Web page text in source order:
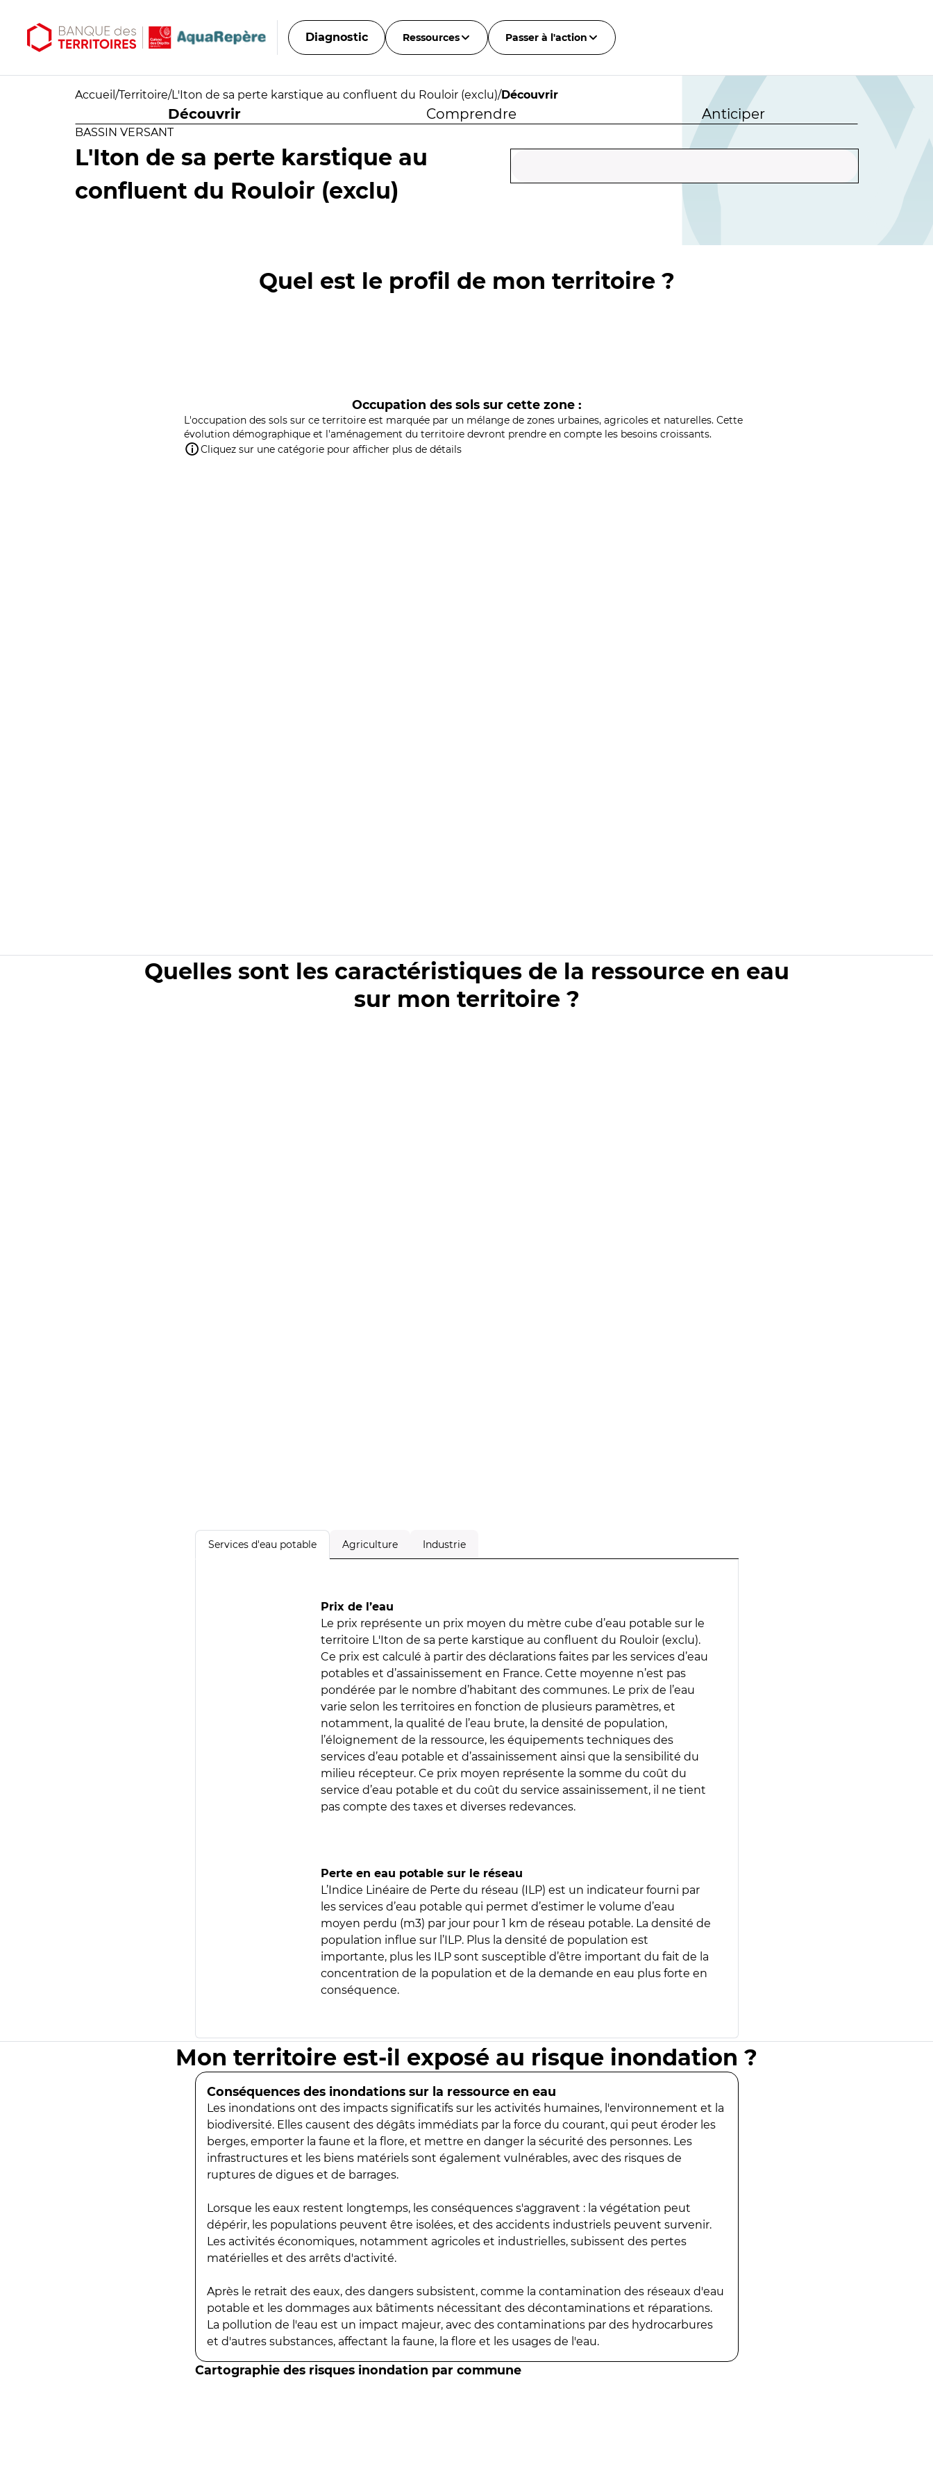
Diagnostic Ressources Passer à l'action
Accueil /Territoire/L'Iton de sa perte karstique au confluent du Rouloir (exclu)/Découvrir
Découvrir Comprendre Anticiper
BASSIN VERSANT
L'Iton de sa perte karstique au
confluent du Rouloir (exclu)
Quel est le profil de mon territoire ?
Occupation des sols sur cette zone :
L'occupation des sols sur ce territoire est marquée par un mélange de zones urbaines, agricoles et naturelles. Cette
évolution démographique et l'aménagement du territoire devront prendre en compte les besoins croissants.
Cliquez sur une catégorie pour afficher plus de détails
Quelles sont les caractéristiques de la ressource en eau
sur mon territoire ?
Services d'eau potable Agriculture Industrie
Prix de l’eau
Le prix représente un prix moyen du mètre cube d’eau potable sur le
territoire L'Iton de sa perte karstique au confluent du Rouloir (exclu).
Ce prix est calculé à partir des déclarations faites par les services d’eau
potables et d’assainissement en France. Cette moyenne n’est pas
pondérée par le nombre d’habitant des communes. Le prix de l’eau
varie selon les territoires en fonction de plusieurs paramètres, et
notamment, la qualité de l’eau brute, la densité de population,
l’éloignement de la ressource, les équipements techniques des
services d’eau potable et d’assainissement ainsi que la sensibilité du
milieu récepteur. Ce prix moyen représente la somme du coût du
service d’eau potable et du coût du service assainissement, il ne tient
pas compte des taxes et diverses redevances.
Perte en eau potable sur le réseau
L’Indice Linéaire de Perte du réseau (ILP) est un indicateur fourni par
les services d’eau potable qui permet d’estimer le volume d’eau
moyen perdu (m3) par jour pour 1 km de réseau potable. La densité de
population influe sur l’ILP. Plus la densité de population est
importante, plus les ILP sont susceptible d’être important du fait de la
concentration de la population et de la demande en eau plus forte en
conséquence.
Mon territoire est-il exposé au risque inondation ?
Conséquences des inondations sur la ressource en eau
Les inondations ont des impacts significatifs sur les activités humaines, l'environnement et la
biodiversité. Elles causent des dégâts immédiats par la force du courant, qui peut éroder les
berges, emporter la faune et la flore, et mettre en danger la sécurité des personnes. Les
infrastructures et les biens matériels sont également vulnérables, avec des risques de
ruptures de digues et de barrages.
Lorsque les eaux restent longtemps, les conséquences s'aggravent : la végétation peut
dépérir, les populations peuvent être isolées, et des accidents industriels peuvent survenir.
Les activités économiques, notamment agricoles et industrielles, subissent des pertes
matérielles et des arrêts d'activité.
Après le retrait des eaux, des dangers subsistent, comme la contamination des réseaux d'eau
potable et les dommages aux bâtiments nécessitant des décontaminations et réparations.
La pollution de l'eau est un impact majeur, avec des contaminations par des hydrocarbures
et d'autres substances, affectant la faune, la flore et les usages de l'eau.
Cartographie des risques inondation par commune